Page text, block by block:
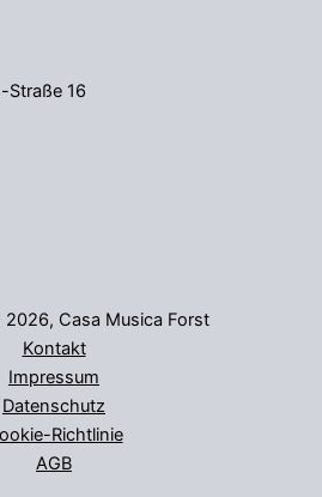
Straße 16
Casa Musica Forst
Kontakt
Impressum
Datenschutz
Richtlinie
AGB